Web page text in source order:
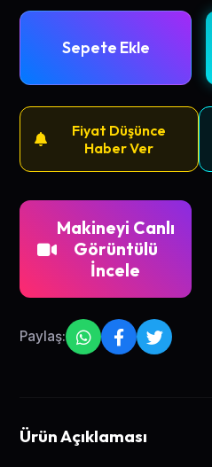
Sepete Ekle
Fiyat Düşünce
Haber Ver
Makineyi Canlı
Görüntülü
İncele
Paylaş:
Ürün Açıklaması